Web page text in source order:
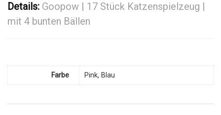
Details: Goopow | 17 Stück Katzenspielzeug |
mit 4 bunten Bällen
Farbe Pink, Blau